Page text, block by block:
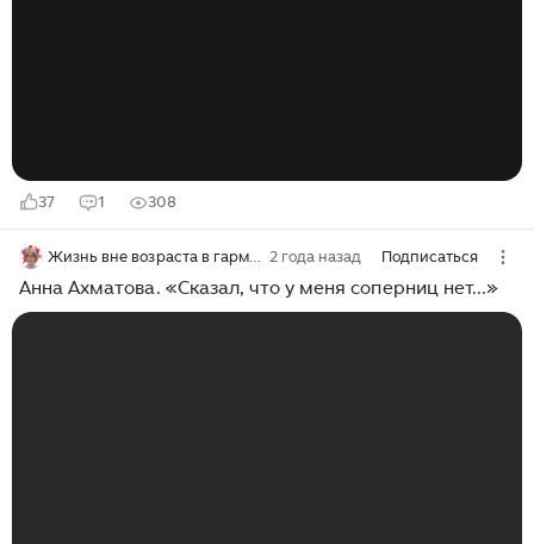
37 1 308
Жизнь вне возраста в гармонии с собой 2 года назад Подписаться
Анна Ахматова. «Сказал, что у меня соперниц нет...»